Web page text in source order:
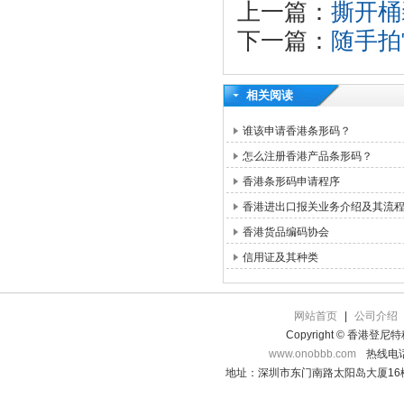
上一篇： 撕开
下一篇： 随手
相关阅读
谁该申请香港条形码？
怎么注册香港产品条形码？
香港条形码申请程序
香港进出口报关业务介绍及其流程
香港货品编码协会
信用证及其种类
网站首页
公司介绍
Copyright © 香港登尼特
www.onobbb.com
热线电
地址：深圳市东门南路太阳岛大厦